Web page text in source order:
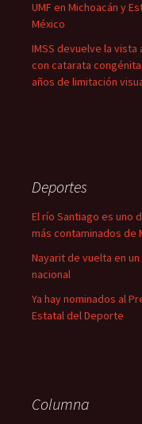
UMF en Michoacán y
México
IMSS devuelve la vista
con catarata
años de limitación
Deportes
El río Santiago es uno
más contaminados de
Nayarit de vuelta en
nacional
Ya hay nominados al
Estatal del Deporte
Columna